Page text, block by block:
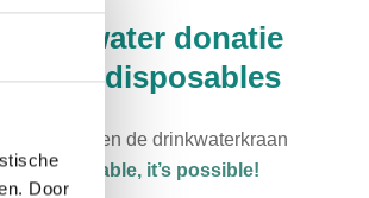
Door
drinkwater donatie
disposables
en de drinkwaterkraan
Indisposable, it’s possible!